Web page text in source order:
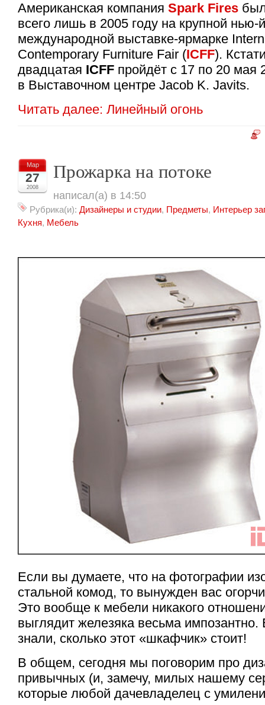
Американская компания Spark Fires
всего лишь в 2005 году на крупной нью-
международной выставке-ярмарке
Contemporary Furniture Fair (ICFF).
двадцатая ICFF пройдёт с 17 по 20 мая
в Выставочном центре Jacob K. Javits.
Читать далее: Линейный огонь
Мар
27
2008
Прожарка на потоке
написал(а) в 14:50
Рубрика(и): Дизайнеры и студии, Предметы, Интерьер
Кухня, Мебель
Если вы думаете, что на фотографии
стальной комод, то вынужден вас
Это вообще к мебели никакого
выглядит железяка весьма
знали, сколько этот «шкафчик» стоит!
В общем, сегодня мы поговорим про
привычных (и, замечу, милых нашему
которые любой дачевладелец с